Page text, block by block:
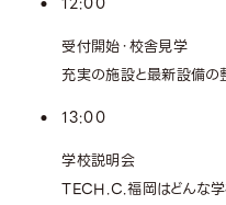
受付開始・校舎見学
充実の施設と最新設備の
13:00
学校説明会
TECH.C.福岡はどんな学